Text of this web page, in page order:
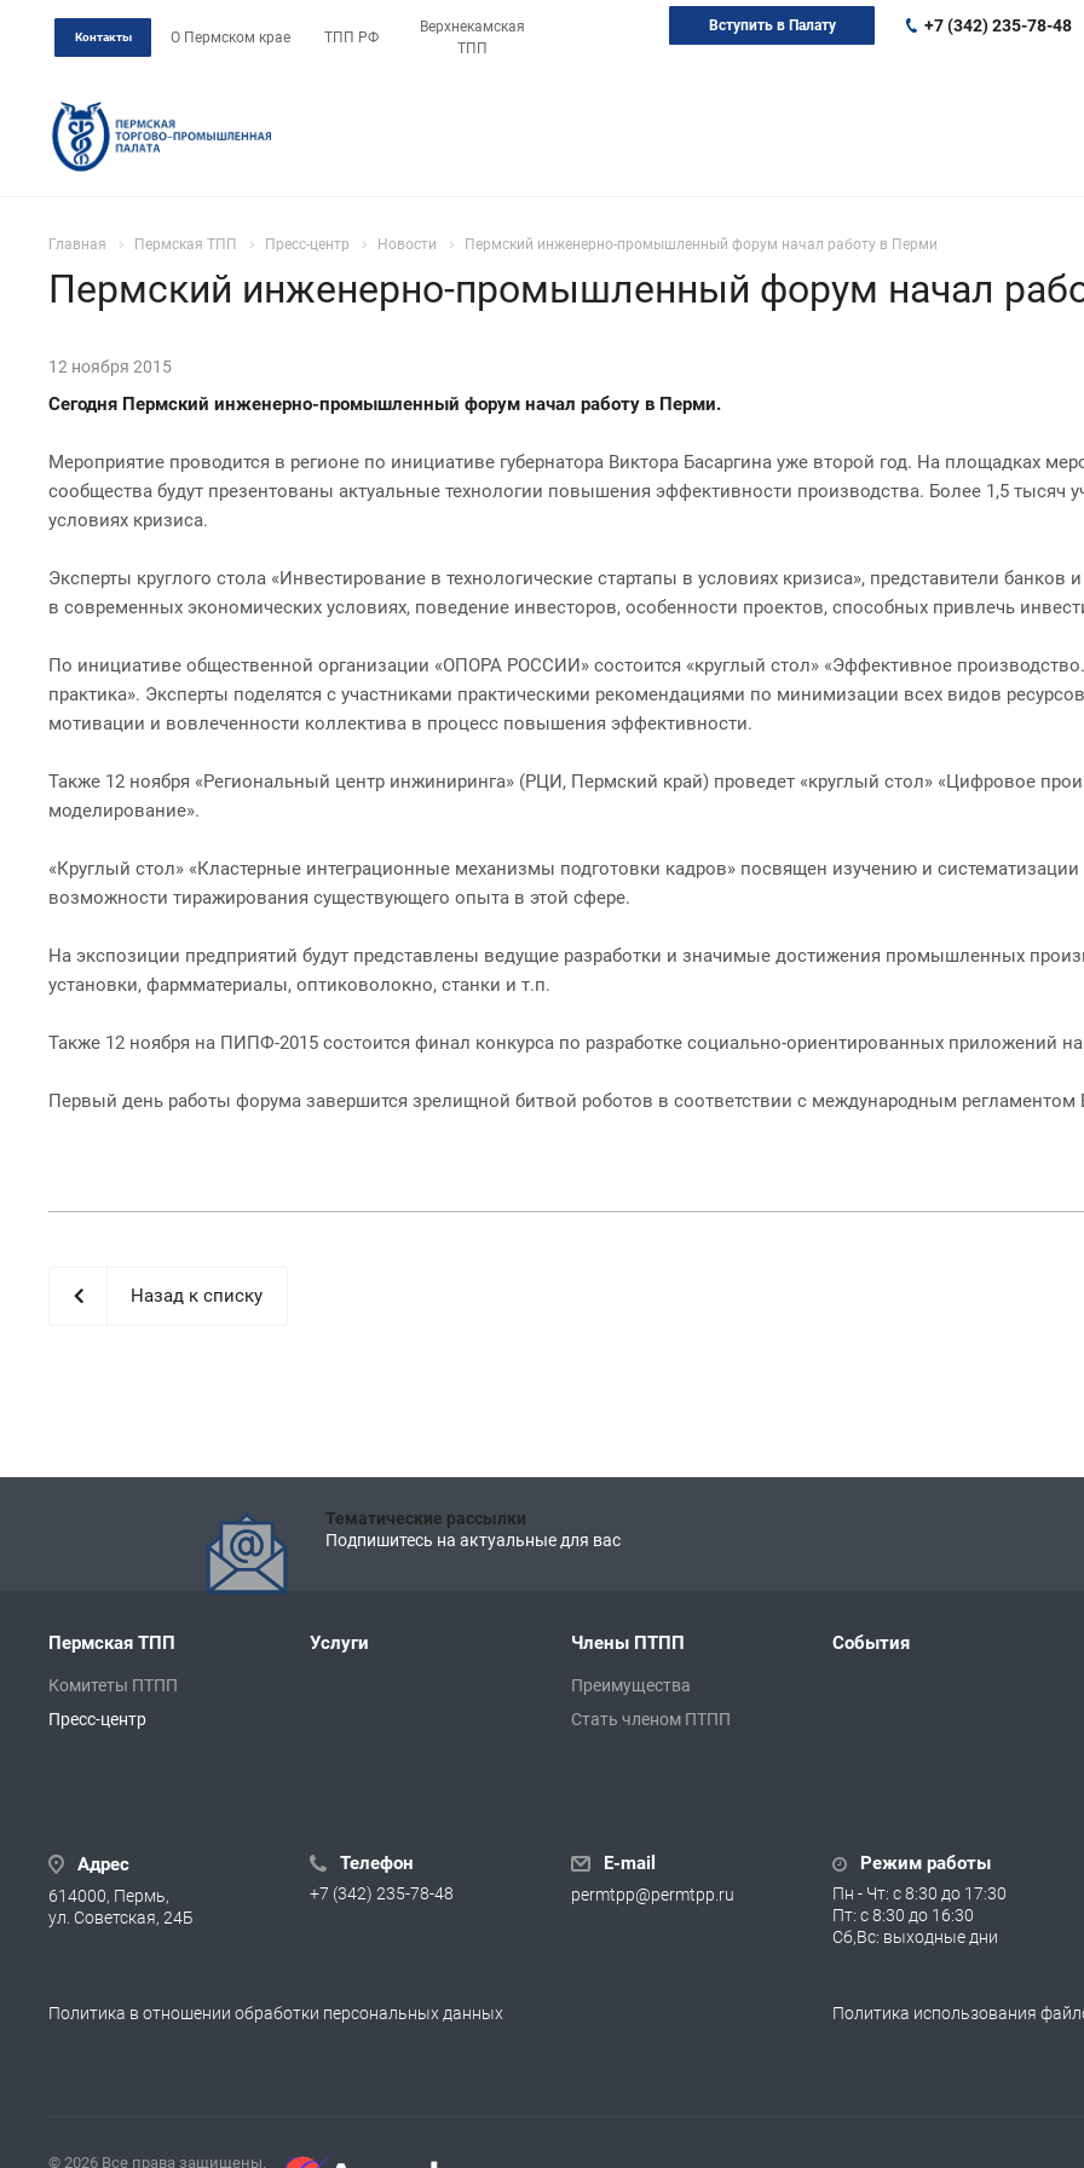
Контакты О Пермском крае ТПП РФ
Верхнекамская
ТПП
+7 (342) 235-78-48
Вступить в Палату
Главная Пермская ТПП Пресс-центр Новости Пермский инженерно-промышленный форум начал работу в Перми
Пермский инженерно-промышленный форум начал
12 ноября 2015
Сегодня Пермский инженерно-промышленный форум начал работу в Перми.
Мероприятие проводится в регионе по инициативе губернатора Виктора Басаргина уже второй год. На площадках
сообщества будут презентованы актуальные технологии повышения эффективности производства. Более 1,5 тысяч
условиях кризиса.
Эксперты круглого стола «Инвестирование в технологические стартапы в условиях кризиса», представители
в современных экономических условиях, поведение инвесторов, особенности проектов, способных привлечь
По инициативе общественной организации «ОПОРА РОССИИ» состоится «круглый стол» «Эффективное
практика». Эксперты поделятся с участниками практическими рекомендациями по минимизации всех видов
мотивации и вовлеченности коллектива в процесс повышения эффективности.
Также 12 ноября «Региональный центр инжиниринга» (РЦИ, Пермский край) проведет «круглый стол» «Цифровое
моделирование».
«Круглый стол» «Кластерные интеграционные механизмы подготовки кадров» посвящен изучению и
возможности тиражирования существующего опыта в этой сфере.
На экспозиции предприятий будут представлены ведущие разработки и значимые достижения промышленных
установки, фармматериалы, оптиковолокно, станки и т.п.
Также 12 ноября на ПИПФ-2015 состоится финал конкурса по разработке социально-ориентированных приложений
Первый день работы форума завершится зрелищной битвой роботов в соответствии с международным регламентом
Назад к списку
Тематические рассылки
Подпишитесь на актуальные для вас
Пермская ТПП
Комитеты ПТПП
Пресс-центр
Услуги Члены ПТПП
Преимущества
Стать членом ПТПП
События
Адрес
614000, Пермь,
ул. Советская, 24Б
Телефон
+7 (342) 235-78-48
E-mail
permtpp@permtpp.ru
Режим работы
Пн - Чт: с 8:30 до 17:30
Пт: с 8:30 до 16:30
Сб,Вс: выходные дни
Политика в отношении обработки персональных данных Политика использования
© 2026 Все права защищены.